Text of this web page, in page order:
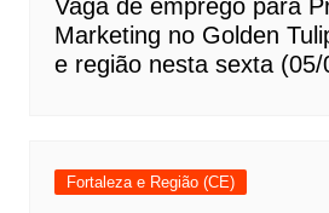
Vaga de emprego para
Marketing no Golden
e região nesta sexta (05/
Fortaleza e Região (CE)